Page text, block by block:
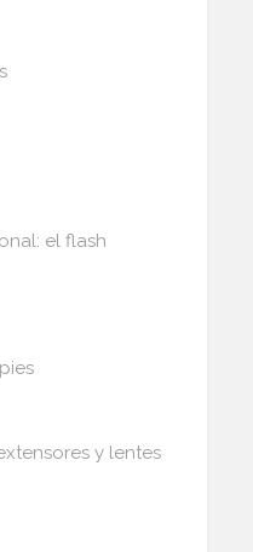
el flash
y lentes